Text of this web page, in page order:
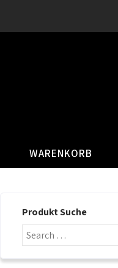
WARENKORB
Produkt Suche